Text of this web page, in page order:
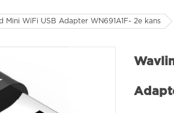
Mini WiFi USB Adapter WN691A1F- 2e kans